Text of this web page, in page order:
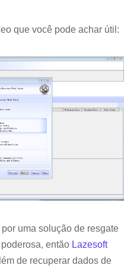
que você pode achar útil:
uma solução de resgate
então Lazesoft
de recuperar dados de